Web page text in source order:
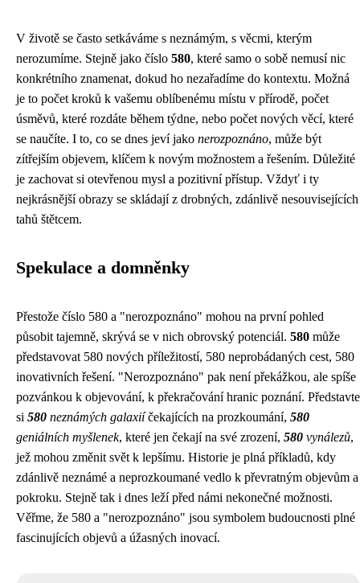
V životě se často setkáváme s neznámým, s věcmi, kterým
nerozumíme. Stejně jako číslo 580, které samo o sobě nemusí nic
konkrétního znamenat, dokud ho nezařadíme do kontextu. Možná
je to počet kroků k vašemu oblíbenému místu v přírodě, počet
úsměvů, které rozdáte během týdne, nebo počet nových věcí, které
se naučíte. I to, co se dnes jeví jako nerozpoznáno, může být
zítřejším objevem, klíčem k novým možnostem a řešením. Důležité
je zachovat si otevřenou mysl a pozitivní přístup. Vždyť i ty
nejkrásnější obrazy se skládají z drobných, zdánlivě nesouvisejících
tahů štětcem.
Spekulace a domněnky
Přestože číslo 580 a "nerozpoznáno" mohou na první pohled
působit tajemně, skrývá se v nich obrovský potenciál. 580 může
představovat 580 nových příležitostí, 580 neprobádaných cest, 580
inovativních řešení. "Nerozpoznáno" pak není překážkou, ale spíše
pozvánkou k objevování, k překračování hranic poznání. Představte
si 580 neznámých galaxiíčekajících na prozkoumání, 580
geniálních myšlenek, které jen čekají na své zrození, 580 vynálezů,
jež mohou změnit svět k lepšímu. Historie je plná příkladů, kdy
zdánlivě neznámé a neprozkoumané vedlo k převratným objevům a
pokroku. Stejně tak i dnes leží před námi nekonečné možnosti.
Věřme, že 580 a "nerozpoznáno" jsou symbolem budoucnosti plné
fascinujících objevů a úžasných inovací.